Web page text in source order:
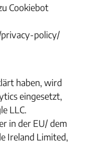
Cookiebot
policy/
haben, wird
eingesetzt,
LLC.
in der EU/ dem
Ireland Limited,